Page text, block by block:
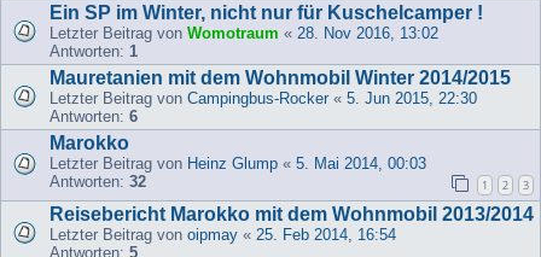
Ein SP im Winter, nicht nur für Kuschelcamper !
Letzter Beitrag von Womotraum « 28. Nov 2016, 13:02
Antworten: 1
Mauretanien mit dem Wohnmobil Winter 2014/2015
Letzter Beitrag von Campingbus-Rocker « 5. Jun 2015, 22:30
Antworten: 6
Marokko
Letzter Beitrag von Heinz Glump « 5. Mai 2014, 00:03
Antworten: 32 1 2 3
Reisebericht Marokko mit dem Wohnmobil 2013/2014
Letzter Beitrag von oipmay « 25. Feb 2014, 16:54
Antworten: 5